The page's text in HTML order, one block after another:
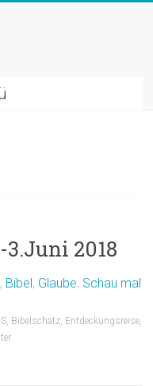
2018
, Bibel, Glaube, Schau mal
Bibelschatz Entdeckungsreise